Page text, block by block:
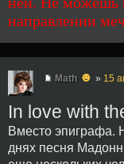
направлении
Math ☻ » 15
In love with
Вместо эпиграфа.
днях песня